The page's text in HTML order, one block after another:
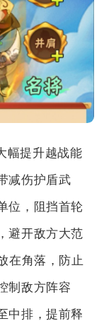
幅提升越战能
减伤护盾武
位，阻挡首轮
避开敌方大范
在角落，防止
制敌方阵容
中排，提前释